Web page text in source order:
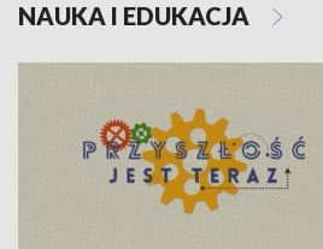
NAUKA I EDUKACJA